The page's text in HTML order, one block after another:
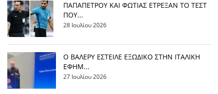
ΠΑΠΑΠΕΤΡΟΥ ΚΑΙ ΦΩΤΙΑΣ ΕΤΡΕΞΑΝ ΤΟ ΤΕΣΤ
ΠΟΥ...
28 Ιουλίου 2026
Ο ΒΑΛΕΡΥ ΕΣΤΕΙΛΕ ΕΞΩΔΙΚΟ ΣΤΗΝ ΙΤΑΛΙΚΗ
ΕΦΗΜ...
27 Ιουλίου 2026